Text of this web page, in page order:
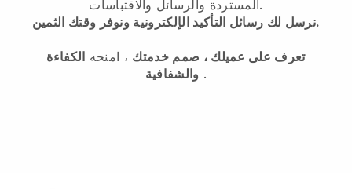
المستردة والرسائل والاقتباسات.
نرسل لك رسائل التأكيد الإلكترونية ونوفر وقتك الثمين.
تعرف على عميلك ، صمم خدمتك ، امنحه الكفاءة
والشفافية .